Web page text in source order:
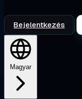
Bejelentkezés
Magyar